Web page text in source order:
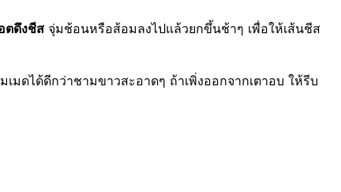
ตดึงชีส จุ่มช้อนหรือส้อมลงไปแล้วยกขึ้นช้าๆ เพื่อให้เส้นชีส
มดได้ดีกว่าชามขาวสะอาดๆ ถ้าเพิ่งออกจากเตาอบ ให้รีบ